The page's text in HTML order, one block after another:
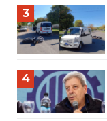
PERGAMINO:
DÓNDE
COMPRAR
CREATINA
PRE
3
4